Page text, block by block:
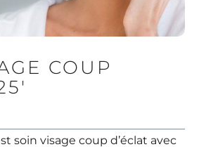
COUP
soin visage coup d’éclat avec